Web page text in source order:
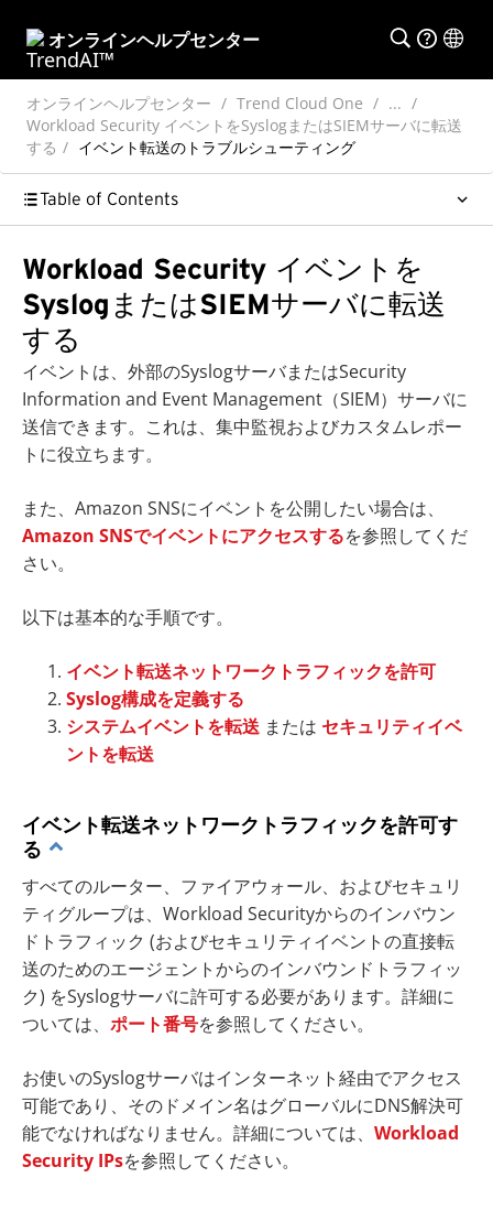
オンラインヘルプセンター
オンラインヘルプセンター Trend Cloud One
...
Workload Security イベントをSyslogまたはSIEMサーバに転送
する
イベント転送のトラブルシューティング
Table of Contents
Workload Security イベントを
SyslogまたはSIEMサーバに転送
する
イベントは、外部のSyslogサーバまたはSecurity
Information and Event Management（SIEM）サーバに
送信できます。これは、集中監視およびカスタムレポー
トに役立ちます。
また、Amazon SNSにイベントを公開したい場合は、
Amazon SNSでイベントにアクセスするを参照してくだ
さい。
以下は基本的な手順です。
イベント転送ネットワークトラフィックを許可
Syslog構成を定義する
システムイベントを転送 または セキュリティイベ
ントを転送
イベント転送ネットワークトラフィックを許可す
る
すべてのルーター、ファイアウォール、およびセキュリ
ティグループは、Workload Securityからのインバウン
ドトラフィック (およびセキュリティイベントの直接転
送のためのエージェントからのインバウンドトラフィッ
ク) をSyslogサーバに許可する必要があります。詳細に
ついては、 ポート番号を参照してください。
お使いのSyslogサーバはインターネット経由でアクセス
可能であり、そのドメイン名はグローバルにDNS解決可
能でなければなりません。詳細については、 Workload
Security IPsを参照してください。